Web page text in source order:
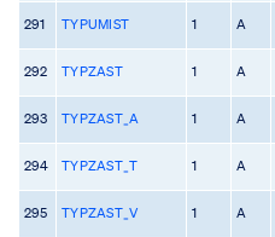
291 TYPUMIST 1 A
292 TYPZAST 1 A
293 TYPZAST_A 1 A
294 TYPZAST_T 1 A
295 TYPZAST_V 1 A